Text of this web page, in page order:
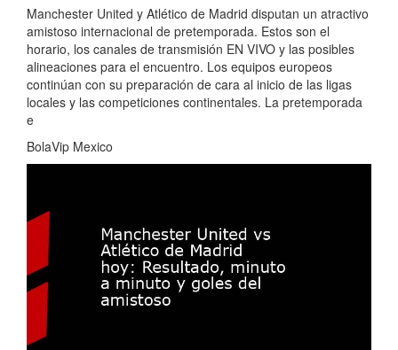
Manchester United y Atlético de Madrid disputan un atractivo
amistoso internacional de pretemporada. Estos son el
horario, los canales de transmisión EN VIVO y las posibles
alineaciones para el encuentro. Los equipos europeos
continúan con su preparación de cara al inicio de las ligas
locales y las competiciones continentales. La pretemporada
e
BolaVip Mexico